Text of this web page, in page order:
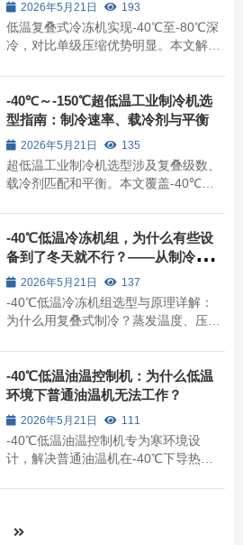
2026年5月21日 193
低温复叠式冷冻机实现-40℃至-80℃深
冷，对比单级压缩优势明显。本文解析
要点，帮助工程师快速做出可靠决策。
无锡冠亚提供连续生产场景的优化方
案。
-40℃～-150℃超低温工业制冷机选
型指南：制冷速率、载冷剂与平衡
2026年5月21日 135
超低温工业制冷机选型涉及复叠级数、
载冷剂匹配和平衡。本文覆盖-40℃
点及运行成本估算，帮助工程师在工艺
需求和实际预算之间做出合理决策。
-40℃低温冷冻机组，为什么有些设
备到了冬天就不行？——从制冷原理
到选型逻辑，工程师怎么看
2026年5月21日 137
-40℃低温冷冻机组选型与原理详解：
为什么用复叠式制冷？蒸发温度、压缩
技术有限公司在国产-40℃复叠机组领
域的技术特点与维护要点，工程师必
读。
-40℃低温油温控制机：为什么低温
环境下普通油温机无法工作？
2026年5月21日 111
-40℃低温油温控制机专为寒环境设
计，解决普通油温机在-40℃下导热油
解其工作原理、适用场景、选型参数与
的完整决策路径。